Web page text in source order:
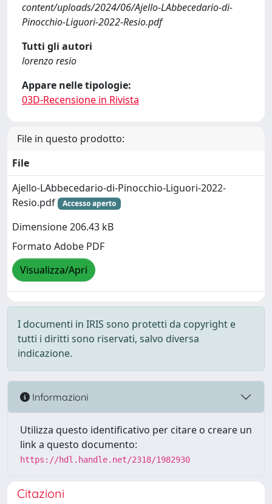
content/uploads/2024/06/Ajello-LAbbecedario-di-
Pinocchio-Liguori-2022-Resio.pdf
Tutti gli autori
lorenzo resio
Appare nelle tipologie:
03D-Recensione in Rivista
File in questo prodotto:
File
Ajello-LAbbecedario-di-Pinocchio-Liguori-2022-
Resio.pdf
Accesso aperto
Dimensione 206.43 kB
Formato Adobe PDF
Visualizza/Apri
I documenti in IRIS sono protetti da copyright e
tutti i diritti sono riservati, salvo diversa
indicazione.
Informazioni
Utilizza questo identificativo per citare o creare un
link a questo documento:
https://hdl.handle.net/2318/1982930
Citazioni